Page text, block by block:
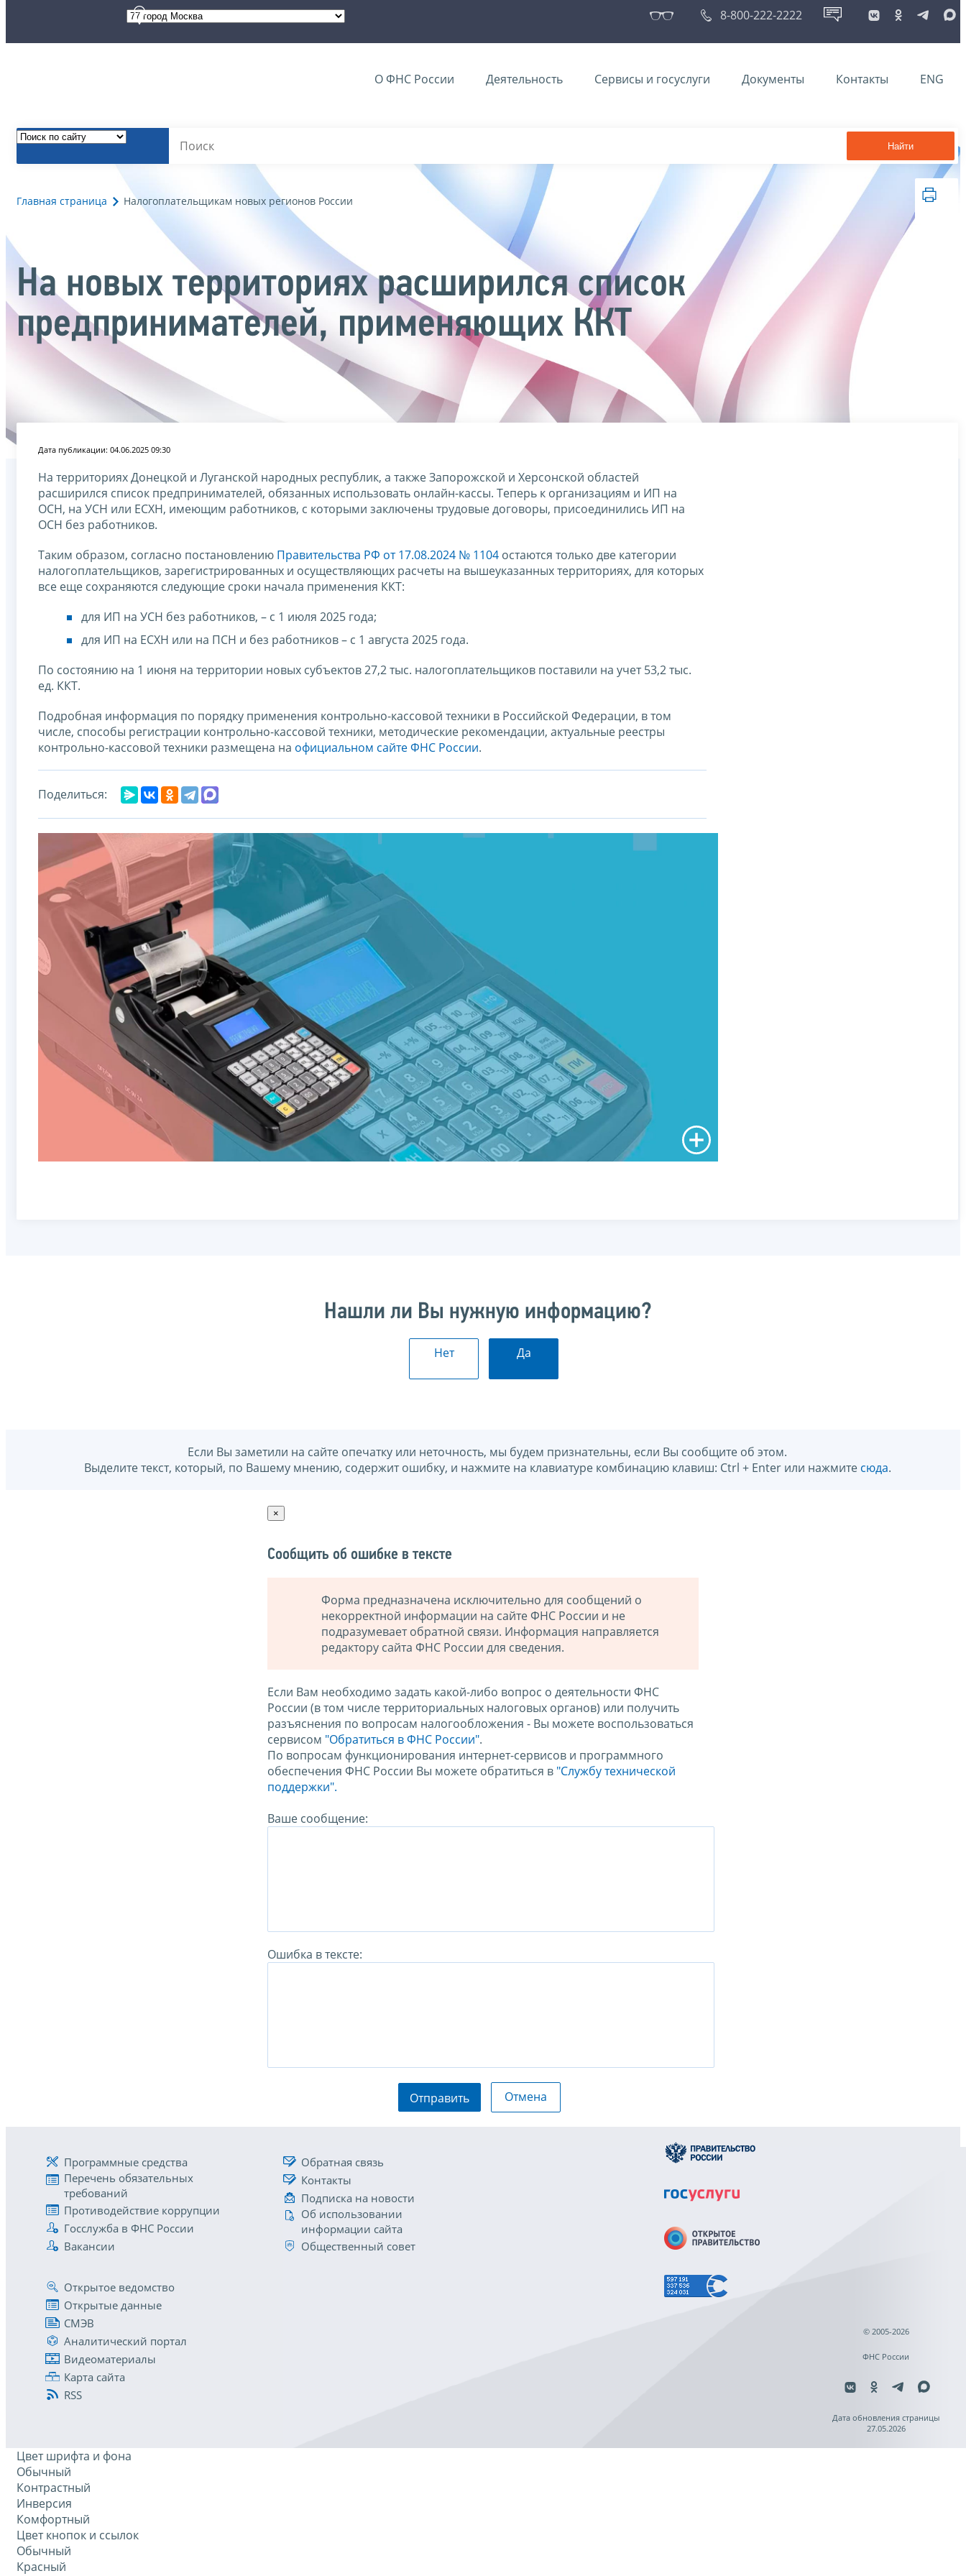
8-800-222-2222
О ФНС России Деятельность Сервисы и госуслуги Документы Контакты ENG
Найти
Главная страница Налогоплательщикам новых регионов России
На новых территориях расширился список
предпринимателей, применяющих ККТ
Дата публикации: 04.06.2025 09:30
На территориях Донецкой и Луганской народных республик, а также Запорожской и Херсонской областей
расширился список предпринимателей, обязанных использовать онлайн-кассы. Теперь к организациям и ИП на
ОСН, на УСН или ЕСХН, имеющим работников, с которыми заключены трудовые договоры, присоединились ИП на
ОСН без работников.
Таким образом, согласно постановлению Правительства РФ от 17.08.2024 № 1104 остаются только две категории
налогоплательщиков, зарегистрированных и осуществляющих расчеты на вышеуказанных территориях, для которых
все еще сохраняются следующие сроки начала применения ККТ:
для ИП на УСН без работников, – с 1 июля 2025 года;
для ИП на ЕСХН или на ПСН и без работников – с 1 августа 2025 года.
По состоянию на 1 июня на территории новых субъектов 27,2 тыс. налогоплательщиков поставили на учет 53,2 тыс.
ед. ККТ.
Подробная информация по порядку применения контрольно-кассовой техники в Российской Федерации, в том
числе, способы регистрации контрольно-кассовой техники, методические рекомендации, актуальные реестры
контрольно-кассовой техники размещена на официальном сайте ФНС России.
Поделиться:
Нашли ли Вы нужную информацию?
Нет Да
Если Вы заметили на сайте опечатку или неточность, мы будем признательны, если Вы сообщите об этом.
Выделите текст, который, по Вашему мнению, содержит ошибку, и нажмите на клавиатуре комбинацию клавиш: Ctrl + Enter или нажмите сюда.
×
Сообщить об ошибке в тексте
Форма предназначена исключительно для сообщений о
некорректной информации на сайте ФНС России и не
подразумевает обратной связи. Информация направляется
редактору сайта ФНС России для сведения.
Если Вам необходимо задать какой-либо вопрос о деятельности ФНС
России (в том числе территориальных налоговых органов) или получить
разъяснения по вопросам налогообложения - Вы можете воспользоваться
сервисом "Обратиться в ФНС России".
По вопросам функционирования интернет-сервисов и программного
обеспечения ФНС России Вы можете обратиться в "Службу технической
поддержки".
Ваше сообщение:
Ошибка в тексте:
Отправить Отмена
Программные средства
Перечень обязательных
требований
Противодействие коррупции
Госслужба в ФНС России
Вакансии
Обратная связь
Контакты
Подписка на новости
Об использовании
информации сайта
Общественный совет
Открытое ведомство
Открытые данные
СМЭВ
Аналитический портал
Видеоматериалы
Карта сайта
RSS
© 2005-2026
ФНС России
Дата обновления страницы
27.05.2026
Цвет шрифта и фона
Обычный
Контрастный
Инверсия
Комфортный
Цвет кнопок и ссылок
Обычный
Красный